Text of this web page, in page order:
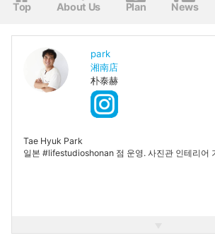
Top About Us Plan News
park
湘南店
朴泰赫
Tae Hyuk Park
일본 #lifestudioshonan 점 운영. 사진관 인테리어